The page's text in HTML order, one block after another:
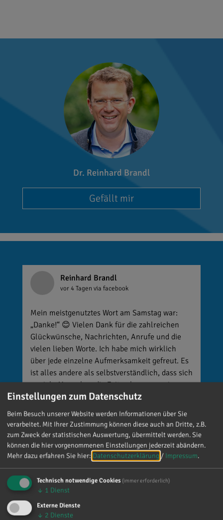
Dr. Reinhard Brandl
Gefällt mir
Reinhard Brandl
vor 4 Tagen via facebook
Mein meistgenutztes Wort am Samstag war:
„Danke!“ 😊 Vielen Dank für die zahlreichen
Glückwünsche, Nachrichten, Anrufe und die
vielen lieben Worte. Ich habe mich wirklich
über jede einzelne Aufmerksamkeit gefreut. Es
ist alles andere als selbstverständlich, dass sich
so viele Menschen die Zeit nehmen, an einen zu
denken. Umso mehr weiß ich das zu schätzen.
Einstellungen zum Datenschutz
Beim Besuch unserer Website werden Informationen über Sie
verarbeitet. Mit Ihrer Zustimmung können diese auch an Dritte, z.B.
zum Zweck der statistischen Auswertung, übermittelt werden. Sie
können die hier vorgenommenen Einstellungen jederzeit abändern.
Mehr dazu erfahren Sie hier: Datenschutzerklärung / Impressum.
Technisch notwendige Cookies (immer erforderlich)
↓ 1 Dienst
Externe Dienste
↓ 2 Dienste